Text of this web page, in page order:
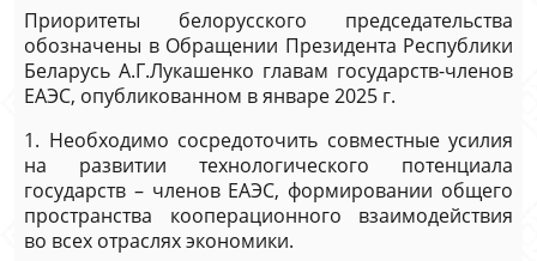
Приоритеты белорусского председательства
обозначены в Обращении Президента Республики
Беларусь А.Г.Лукашенко главам государств-членов
ЕАЭС, опубликованном в январе 2025 г.
1. Необходимо сосредоточить совместные усилия
на развитии технологического потенциала
государств – членов ЕАЭС, формировании общего
пространства кооперационного взаимодействия
во всех отраслях экономики.